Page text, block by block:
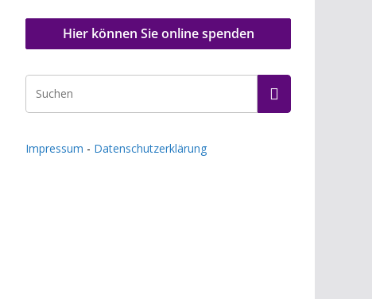
Hier können Sie online spenden
Impressum - Datenschutzerklärung